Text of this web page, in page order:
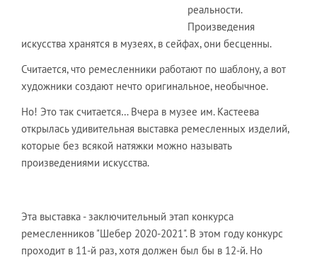
реальности.
Произведения
искусства хранятся в музеях, в сейфах, они бесценны.
Считается, что ремесленники работают по шаблону, а вот
художники создают нечто оригинальное, необычное.
Но! Это так считается… Вчера в музее им. Кастеева
открылась удивительная выставка ремесленных изделий,
которые без всякой натяжки можно называть
произведениями искусства.
Эта выставка - заключительный этап конкурса
ремесленников "Шебер 2020-2021". В этом году конкурс
проходит в 11-й раз, хотя должен был бы в 12-й. Но